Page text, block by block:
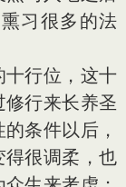
习很多的法
行位，这十
行来长养圣
条件以后，
很调柔，也